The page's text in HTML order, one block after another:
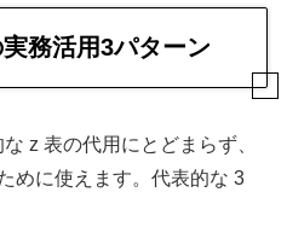
務活用3パターン
z 表の代用にとどまらず、
めに使えます。代表的な 3